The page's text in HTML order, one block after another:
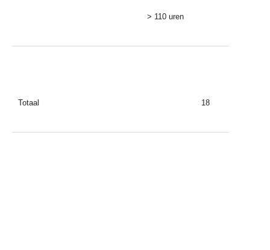
> 110 uren
Totaal 18